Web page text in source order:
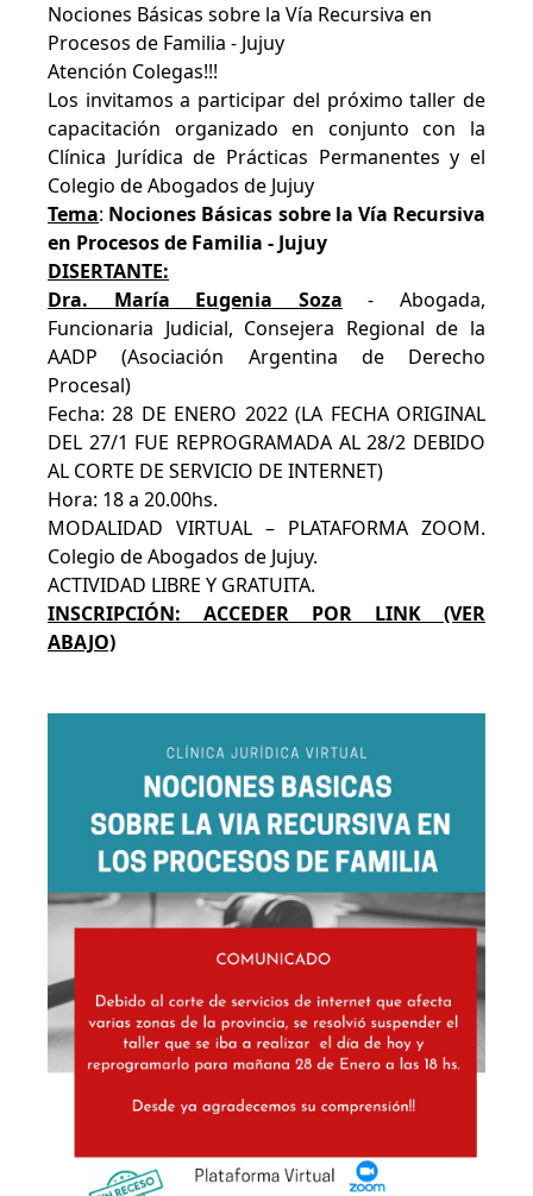
Nociones Básicas sobre la Vía Recursiva en
Procesos de Familia - Jujuy
Atención Colegas!!!
Los invitamos a participar del próximo taller de
capacitación organizado en conjunto con la
Clínica Jurídica de Prácticas Permanentes y el
Colegio de Abogados de Jujuy
Tema: Nociones Básicas sobre la Vía Recursiva
en Procesos de Familia - Jujuy
DISERTANTE:
Dra. María Eugenia Soza - Abogada,
Funcionaria Judicial, Consejera Regional de la
AADP (Asociación Argentina de Derecho
Procesal)
Fecha: 28 DE ENERO 2022 (LA FECHA ORIGINAL
DEL 27/1 FUE REPROGRAMADA AL 28/2 DEBIDO
AL CORTE DE SERVICIO DE INTERNET)
Hora: 18 a 20.00hs.
MODALIDAD VIRTUAL – PLATAFORMA ZOOM.
Colegio de Abogados de Jujuy.
ACTIVIDAD LIBRE Y GRATUITA.
INSCRIPCIÓN: ACCEDER POR LINK (VER
ABAJO)